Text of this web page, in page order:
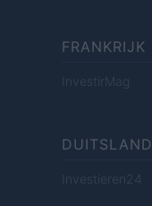
FRANKRIJK
InvestirMag
DUITSLAND
Investieren24